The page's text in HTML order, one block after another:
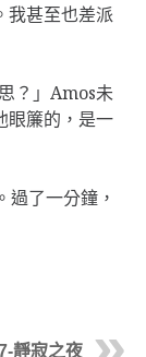
我甚至也差派
？」Amos未
眼簾的，是一
了一分鐘，
靜寂之夜